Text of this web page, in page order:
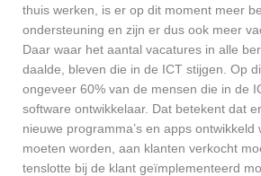
thuis werken, is er op dit moment meer
ondersteuning en zijn er dus ook meer
Daar waar het aantal vacatures in alle
daalde, bleven die in de ICT stijgen. Op
ongeveer 60% van de mensen die in de
software ontwikkelaar. Dat betekent dat
nieuwe programma’s en apps
moeten worden, aan klanten verkocht
tenslotte bij de klant geïmplementeerd